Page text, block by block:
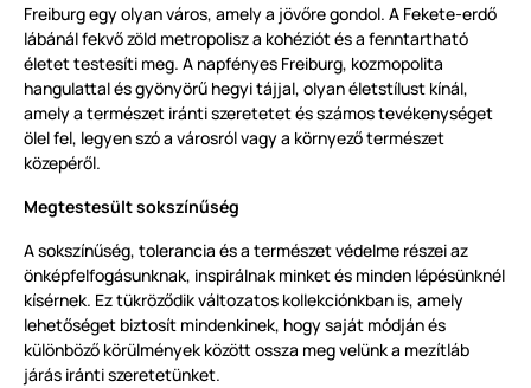
Freiburg egy olyan város, amely a jövőre gondol. A Fekete-erdő
lábánál fekvő zöld metropolisz a kohéziót és a fenntartható
életet testesíti meg. A napfényes Freiburg, kozmopolita
hangulattal és gyönyörű hegyi tájjal, olyan életstílust kínál,
amely a természet iránti szeretetet és számos tevékenységet
ölel fel, legyen szó a városról vagy a környező természet
közepéről.
Megtestesült sokszínűség
A sokszínűség, tolerancia és a természet védelme részei az
önképfelfogásunknak, inspirálnak minket és minden lépésünknél
kísérnek. Ez tükröződik változatos kollekciónkban is, amely
lehetőséget biztosít mindenkinek, hogy saját módján és
különböző körülmények között ossza meg velünk a mezítláb
járás iránti szeretetünket.